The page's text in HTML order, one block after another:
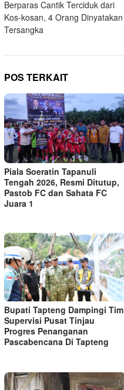
pos
Berparas Cantik Terciduk dari
Kos-kosan, 4 Orang Dinyatakan
Tersangka
POS TERKAIT
Piala Soeratin Tapanuli
Tengah 2026, Resmi Ditutup,
Pastob FC dan Sahata FC
Juara 1
Bupati Tapteng Dampingi Tim
Supervisi Pusat Tinjau
Progres Penanganan
Pascabencana Di Tapteng